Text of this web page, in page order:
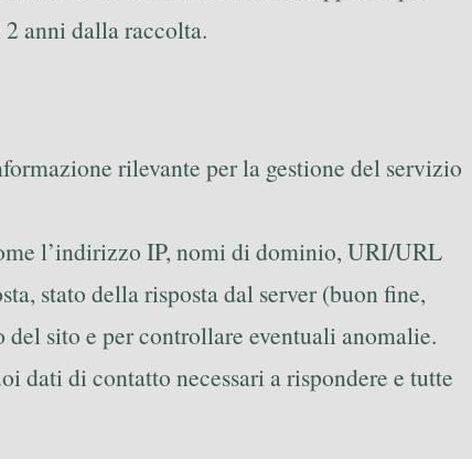
anni dalla raccolta.
rilevante per la gestione del servizio
l’indirizzo IP, nomi di dominio, URI/URL
stato della risposta dal server (buon fine,
sito e per controllare eventuali anomalie.
dati di contatto necessari a rispondere e tutte